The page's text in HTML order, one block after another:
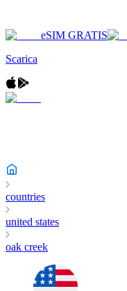
eSIM GRATIS
Scarica
countries
united states
oak creek